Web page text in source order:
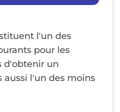
l'un des
pour les
d'obtenir un
l'un des moins